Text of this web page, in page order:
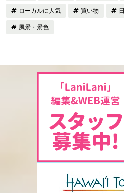
ローカルに人気 買い物
風景・景色